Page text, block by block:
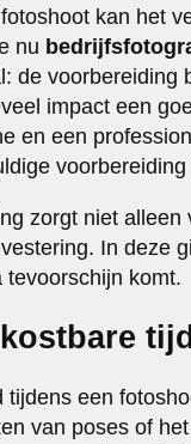
kan het
nu
de voorbereiding
impact een
en een
zorgt niet
In deze
komt.
tijdens een
van poses of